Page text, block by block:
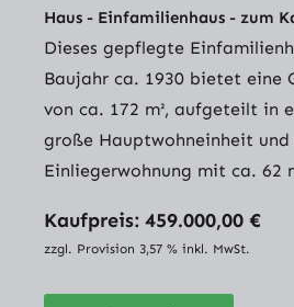
Haus - Einfamilienhaus - zum
Dieses gepflegte
Baujahr ca. 1930 bietet eine
von ca. 172 m², aufgeteilt in
große Hauptwohneinheit
Einliegerwohnung mit ca. 62
Kaufpreis: 459.000,00 €
zzgl. Provision 3,57 % inkl. MwSt.